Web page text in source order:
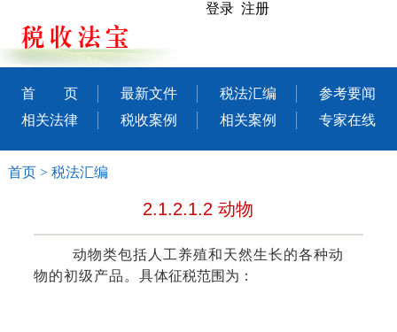
登录 注册
首 页 最新文件 税法汇编
参考要闻
相关法律
税收案例 相关案例 专家在线
首页> 税法汇编
2.1.2.1.2 动物
动物类包括人工养殖和天然生长的各种动
物的初级产品。具体征税范围为：